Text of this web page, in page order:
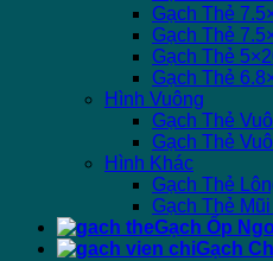
Gạch Thẻ
Gạch Thẻ
Gạch Thẻ
Gạch Thẻ
Hình Vuông
Gạch Thẻ
Gạch Thẻ
Hình Khác
Gạch Thẻ
Gạch Thẻ
Gạch Ốp
Gạch